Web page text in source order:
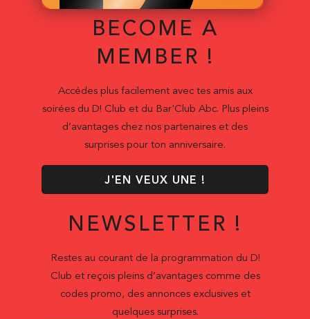
BECOME A
MEMBER !
Accédes plus facilement avec tes amis aux
soirées du D! Club et du Bar'Club Abc. Plus pleins
d’avantages chez nos partenaires et des
surprises pour ton anniversaire.
J'EN VEUX UNE !
NEWSLETTER !
Restes au courant de la programmation du D!
Club et reçois pleins d’avantages comme des
codes promo, des annonces exclusives et
quelques surprises.